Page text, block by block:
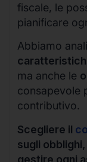
fiscale, le
pianificare
Abbiamo
ma anche le
consapevole
contributivo.
Scegliere il
sugli
gestire ogni